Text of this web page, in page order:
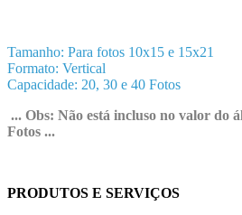
Tamanho: Para fotos 10x15 e 15x21
Formato: Vertical
Capacidade: 20, 30 e 40 Fotos
... Obs: Não está incluso no valor do
Fotos ...
PRODUTOS E SERVIÇOS